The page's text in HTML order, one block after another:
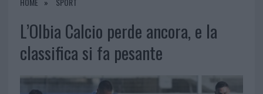
L’Olbia Calcio perde ancora, e la
classifica si fa pesante